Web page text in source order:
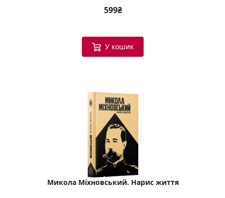
599₴
У кошик
Микола Міхновський. Нарис життя